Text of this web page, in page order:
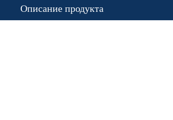
Описание продукта